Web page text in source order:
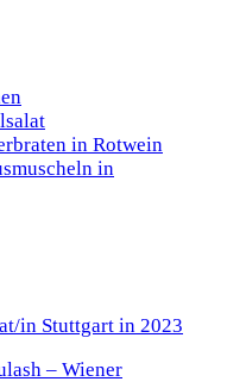
in Rotwein
in
in Stuttgart in 2023
– Wiener